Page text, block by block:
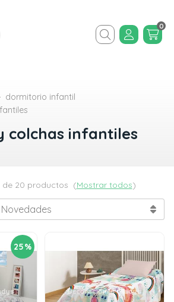
Buscar
0
dormitorio infantil
colchas infantiles
de 20 productos (Mostrar todos)
25%